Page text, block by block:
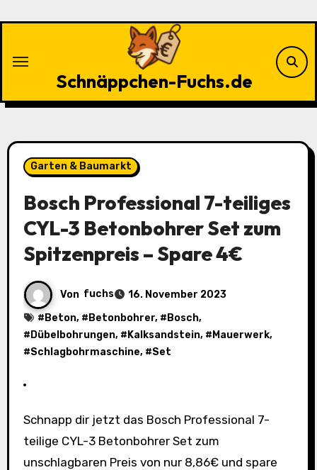
Schnäppchen-Fuchs.de
Garten & Baumarkt
Bosch Professional 7-teiliges
CYL-3 Betonbohrer Set zum
Spitzenpreis – Spare 4€
Von fuchs
16. November 2023
# Beton, # Betonbohrer, # Bosch,
# Dübelbohrungen, # Kalksandstein, # Mauerwerk,
#Schlagbohrmaschine, #Set
Schnapp dir jetzt das Bosch Professional 7-
teilige CYL-3 Betonbohrer Set zum
unschlagbaren Preis von nur 8,86€ und spare